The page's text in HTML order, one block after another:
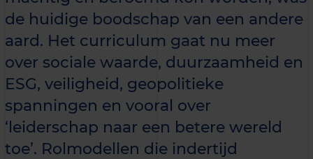
de huidige boodschap van een andere
aard. Het curriculum gaat nu meer
over sociale waarde, duurzaamheid en
ESG, veiligheid, geopolitieke
spanningen en vooral over
‘leiderschap naar een betere wereld
toe’. Rolmodellen die indertijd